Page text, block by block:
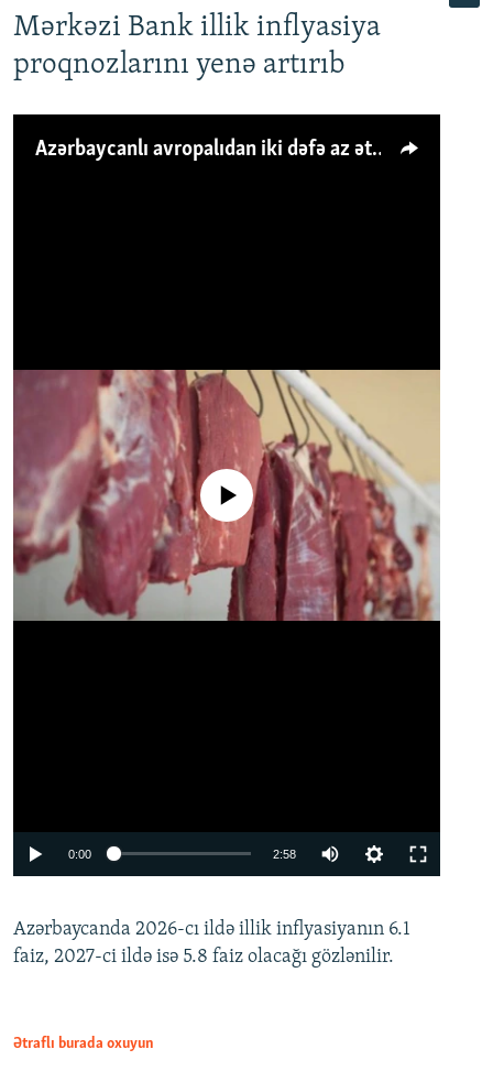
Mərkəzi Bank illik inflyasiya
proqnozlarını yenə artırıb
Azərbaycanlı avropalıdan iki dəfə az ət yeyir, amma... 'Qiymət artımı qaçılmazdır'
No media source currently available
0:00 2:58
360p
480p
Azərbaycanda 2026-cı ildə illik inflyasiyanın 6.1
faiz, 2027-ci ildə isə 5.8 faiz olacağı gözlənilir.
Ətraflı burada oxuyun